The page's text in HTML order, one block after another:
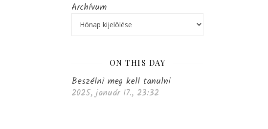
Archívum
ON THIS DAY
Beszélni meg kell tanulni
2025, január 17., 23:32